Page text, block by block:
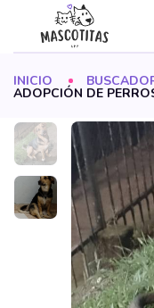
INICIO
ADOPCIÓN DE